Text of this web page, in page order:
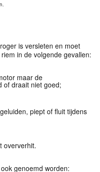
is versleten en moet
in de volgende gevallen:
maar de
of draait niet goed;
piept of fluit tijdens
oververhit.
genoemd worden: